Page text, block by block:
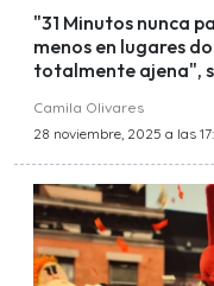
"31 Minutos nunca
menos en lugares
totalmente ajena",
Camila Olivares
28 noviembre, 2025 a las